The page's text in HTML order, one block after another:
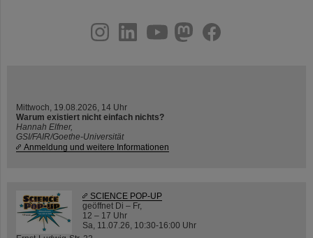
youtube
helmholtz.social
facebook
Mittwoch, 19.08.2026, 14 Uhr
Warum existiert nicht einfach nichts?
Hannah Elfner,
GSI/FAIR/Goethe-Universität
Anmeldung und weitere Informationen
SCIENCE POP-UP
geöffnet Di – Fr,
12 – 17 Uhr
Sa, 11.07.26, 10:30-16:00 Uhr